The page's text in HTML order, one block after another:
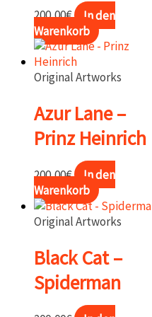
200,00€
In den
Warenkorb
Original Artworks
Azur Lane –
Prinz Heinrich
200,00€
In den
Warenkorb
Original Artworks
Black Cat –
Spiderman